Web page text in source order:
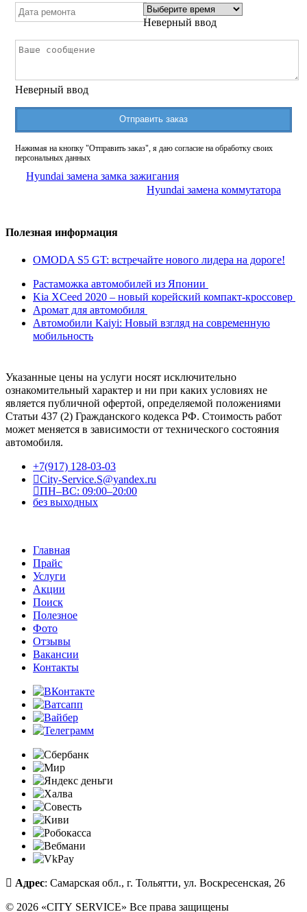
Неверный ввод
Неверный ввод
Отправить заказ
Нажимая на кнопку "Отправить заказ", я даю согласие на обработку своих
персональных данных
Hyundai замена замка зажигания
Hyundai замена коммутатора
Полезная информация
OMODA S5 GT: встречайте нового лидера на дороге!
Растаможка автомобилей из Японии
Kia XCeed 2020 – новый корейский компакт-кроссовер
Аромат для автомобиля
Автомобили Kaiyi: Новый взгляд на современную
мобильность
Указанные цены на услуги носят исключительно
ознакомительный характер и ни при каких условиях не
является публичной офертой, определяемой положениями
Статьи 437 (2) Гражданского кодекса РФ. Стоимость работ
может меняется в зависимости от технического состояния
автомобиля.
+7(917) 128-03-03
City-Service.S@yandex.ru
ПН–ВС: 09:00–20:00
без выходных
Главная
Прайс
Услуги
Акции
Поиск
Полезное
Фото
Отзывы
Вакансии
Контакты
Адрес: Самарская обл., г. Тольятти, ул. Воскресенская, 26
© 2026 «CITY SERVICE» Все права защищены